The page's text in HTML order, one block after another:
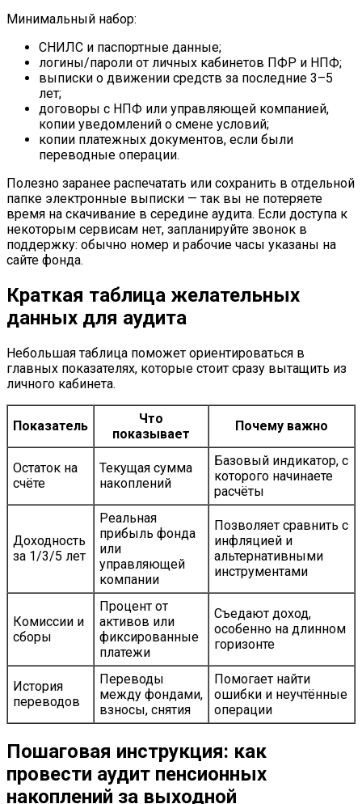
Минимальный набор:
СНИЛС и паспортные данные;
логины/пароли от личных кабинетов ПФР и НПФ;
выписки о движении средств за последние 3–5
лет;
договоры с НПФ или управляющей компанией,
копии уведомлений о смене условий;
копии платежных документов, если были
переводные операции.
Полезно заранее распечатать или сохранить в отдельной
папке электронные выписки — так вы не потеряете
время на скачивание в середине аудита. Если доступа к
некоторым сервисам нет, запланируйте звонок в
поддержку: обычно номер и рабочие часы указаны на
сайте фонда.
Краткая таблица желательных
данных для аудита
Небольшая таблица поможет ориентироваться в
главных показателях, которые стоит сразу вытащить из
личного кабинета.
Показатель
Что
показывает
Почему важно
Остаток на
счёте
Текущая сумма
накоплений
Базовый индикатор, с
которого начинаете
расчёты
Доходность
за 1/3/5 лет
Реальная
прибыль фонда
или
управляющей
компании
Позволяет сравнить с
инфляцией и
альтернативными
инструментами
Комиссии и
сборы
Процент от
активов или
фиксированные
платежи
Съедают доход,
особенно на длинном
горизонте
История
переводов
Переводы
между фондами,
взносы, снятия
Помогает найти
ошибки и неучтённые
операции
Пошаговая инструкция: как
провести аудит пенсионных
накоплений за выходной